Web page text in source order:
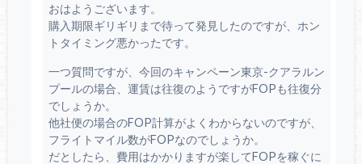
おはようございます。
購入期限ギリギリまで待って発見したのですが、ホン
トタイミング悪かったです。
一つ質問ですが、今回のキャンペーン東京-クアラルン
プールの場合、運賃は往復のようですがFOPも往復分
でしょうか。
他社便の場合のFOP計算がよくわからないのですが、
フライトマイル数がFOPなのでしょうか。
だとしたら、費用はかかりますが楽してFOPを稼ぐに